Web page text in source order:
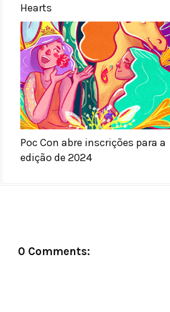
Hearts
Poc Con abre inscrições para a
edição de 2024
0 Comments: